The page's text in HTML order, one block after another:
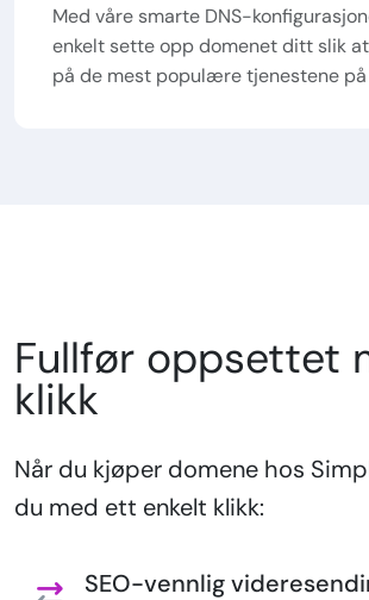
Med våre smarte DNS-
enkelt sette opp domenet ditt slik
på de mest populære tjenestene
Fullfør oppsettet
klikk
Når du kjøper domene hos
du med ett enkelt klikk:
SEO-vennlig